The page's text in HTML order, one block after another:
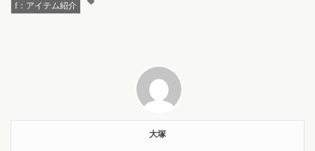
f：アイテム紹介
大塚